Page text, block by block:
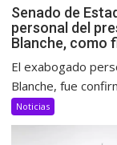
Senado de
personal del
Blanche, como
El exabogado
Blanche, fue
Noticias